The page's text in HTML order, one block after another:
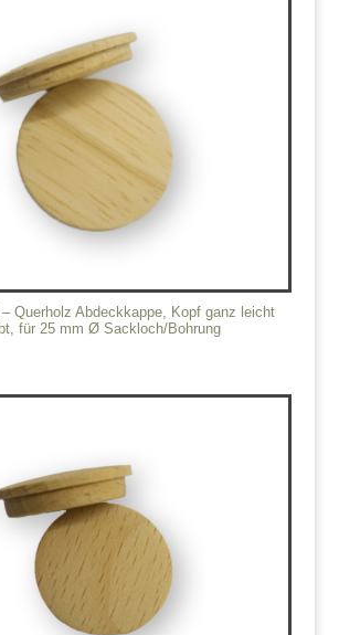
Querholz Abdeckkappe, Kopf ganz leicht
für 25 mm Ø Sackloch/Bohrung